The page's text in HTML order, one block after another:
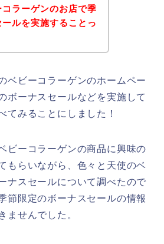
ラーゲンのお店で季
ルを実施することっ
ベビーコラーゲンのホームペー
ボーナスセールなどを実施して
てみることにしました！
ビーコラーゲンの商品に興味の
もらいながら、色々と天使のベ
ナスセールについて調べたので
節限定のボーナスセールの情報
ませんでした。